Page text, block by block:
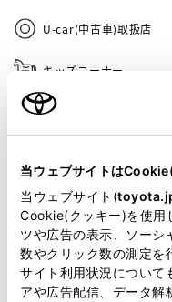
当ウェブサイトは
当ウェブサイト(
Cookie(クッキー)を使用
ツや広告の表示、ソーシ
数やクリック数の測定を
サイト利用状況について
アや広告配信、データ解
U-car(中古車)取扱店
キッズコーナー
ペットOK
板金塗装
WiFi